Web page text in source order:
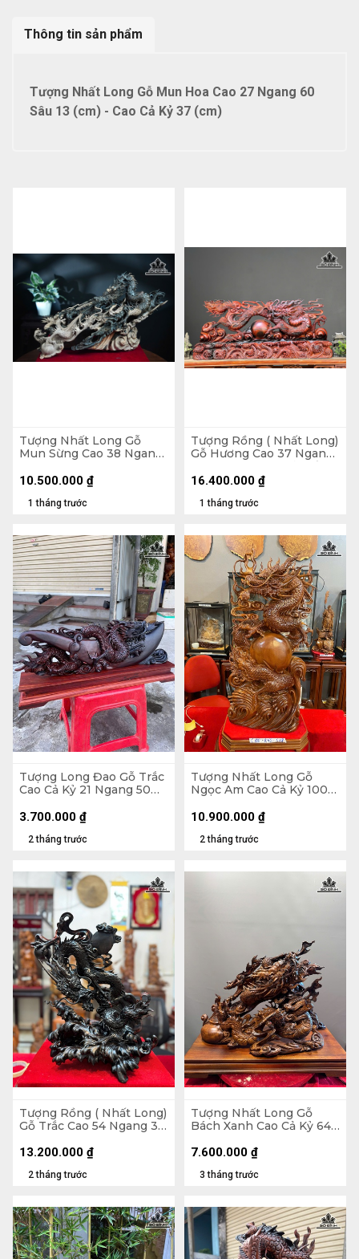
Thông tin sản phẩm
Tượng Nhất Long Gỗ Mun Hoa Cao 27 Ngang 60
Sâu 13 (cm) - Cao Cả Kỷ 37 (cm)
Tượng Nhất Long Gỗ
Mun Sừng Cao 38 Ngang
1 tháng trước
10.500.000 ₫
Tượng Rồng ( Nhất Long)
Gỗ Hương Cao 37 Ngang
( 80x27x11) - Đế Gỗ
1 tháng trước
16.400.000 ₫
Tượng Long Đao Gỗ Trắc
Cao Cả Kỷ 21 Ngang 50
2 tháng trước
3.700.000 ₫
Tượng Nhất Long Gỗ
Ngọc Am Cao Cả Kỷ 100
2 tháng trước
10.900.000 ₫
Tượng Rồng ( Nhất Long)
Gỗ Trắc Cao 54 Ngang 37
2 tháng trước
13.200.000 ₫
Tượng Nhất Long Gỗ
Bách Xanh Cao Cả Kỷ 64
Kỷ Cao 10
3 tháng trước
7.600.000 ₫